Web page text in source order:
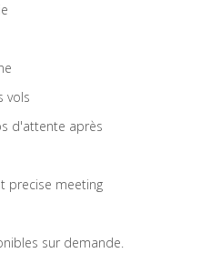
vols
d'attente après
precise meeting
sur demande.